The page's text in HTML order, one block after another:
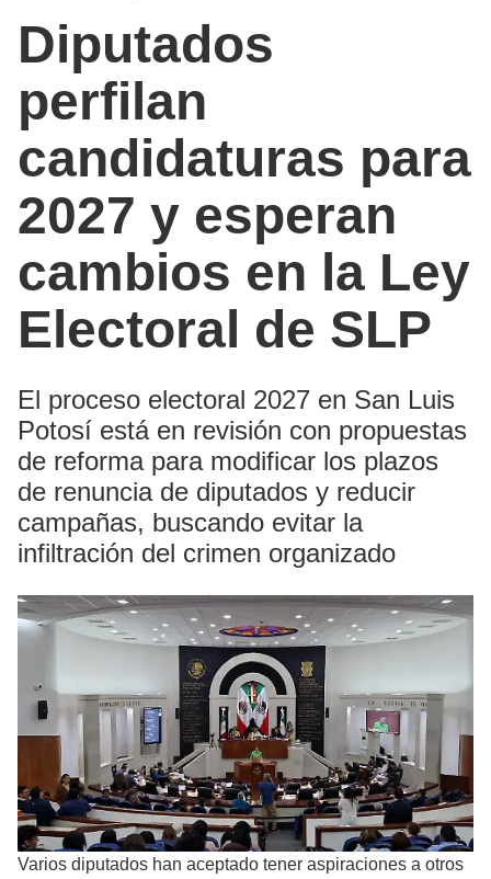
Diputados
perfilan
candidaturas para
2027 y esperan
cambios en la Ley
Electoral de SLP
El proceso electoral 2027 en San Luis
Potosí está en revisión con propuestas
de reforma para modificar los plazos
de renuncia de diputados y reducir
campañas, buscando evitar la
infiltración del crimen organizado
Varios diputados han aceptado tener aspiraciones a otros